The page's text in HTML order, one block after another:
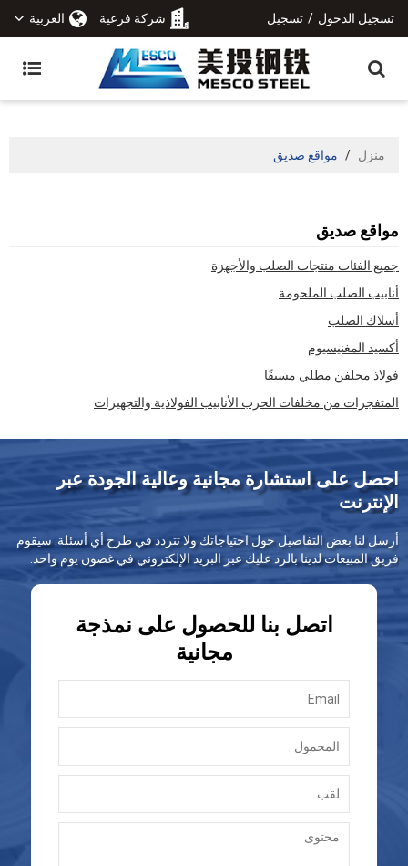
تسجيل الدخول / تسجيل شركة فرعية العربية
منزل / مواقع صديق
مواقع صديق
جميع الفئات منتجات الصلب والأجهزة
أنابيب الصلب الملحومة
أسلاك الصلب
أكسيد المغنيسيوم
فولاذ مجلفن مطلي مسبقًا
المتفجرات من مخلفات الحرب الأنابيب الفولاذية والتجهيزات
احصل على استشارة مجانية وعالية الجودة عبر
الإنترنت
أرسل لنا بعض التفاصيل حول احتياجاتك ولا تتردد في طرح أي أسئلة. سيقوم
فريق المبيعات لدينا بالرد عليك عبر البريد الإلكتروني في غضون يوم واحد.
اتصل بنا للحصول على نمذجة
مجانية